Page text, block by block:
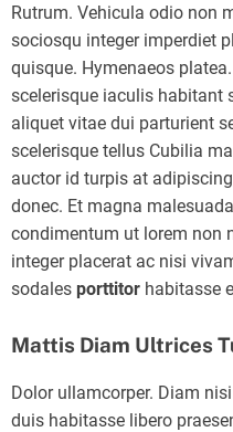
Rutrum. Vehicula odio non
sociosqu integer imperdiet
quisque. Hymenaeos
scelerisque iaculis habitant
aliquet vitae dui parturient
scelerisque tellus Cubilia
auctor id turpis at
donec. Et magna
condimentum ut lorem non
integer placerat ac nisi
sodales porttitor habitasse
Mattis Diam Ultrices
Dolor ullamcorper. Diam
duis habitasse libero